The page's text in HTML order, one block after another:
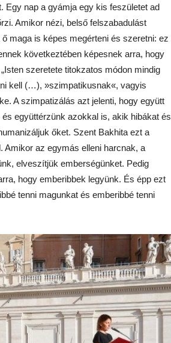
Egy nap a gyámja egy kis feszületet ad
Amikor nézi, belső felszabadulást
maga is képes megérteni és szeretni: ez
következtében képesnek arra, hogy
szeretete titokzatos módon mindig
kell (…), »szimpatikusnak«, vagyis
A szimpatizálás azt jelenti, hogy együtt
együttérzünk azokkal is, akik hibákat és
őket. Szent Bakhita ezt a
Amikor az egymás elleni harcnak, a
elveszítjük emberségünket. Pedig
hogy emberibbek legyünk. És épp ezt
tenni magunkat és emberibbé tenni